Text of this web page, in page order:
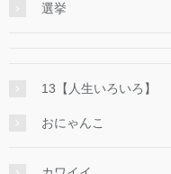
選挙
13【人生いろいろ】
おにゃんこ